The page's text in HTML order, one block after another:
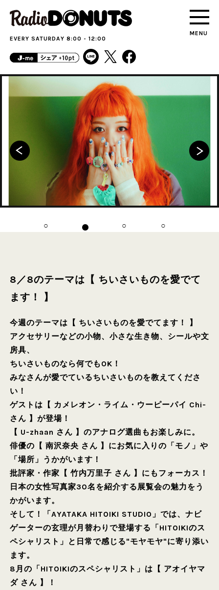
MENU
EVERY SATURDAY 8:00 - 12:00
8／8のテーマは【 ちいさいものを愛でて
ます！ 】
今週のテーマは【 ちいさいものを愛でてます！ 】
アクセサリーなどの小物、小さな生き物、シールや文
房具、
ちいさいものなら何でもOK！
みなさんが愛でているちいさいものを教えてくださ
い！
ゲストは【 カメレオン・ライム・ウーピーパイ Chi-
さん 】が登場！
【 U-zhaan さん 】のアナログ選曲もお楽しみに。
俳優の【 南沢奈央 さん 】にお気に入りの「モノ」や
「場所」うかがいます！
批評家・作家【 竹内万里子 さん 】にもフォーカス！
日本の女性写真家30名を紹介する展覧会の魅力をう
かがいます。
そして！「AYATAKA HITOIKI STUDIO」では、ナビ
ゲーターの玄理が月替わりで登場する「HITOIKIのス
ペシャリスト」と日常で感じる"モヤモヤ"に寄り添い
ます。
8月の「HITOIKIのスペシャリスト」は【 アオイヤマ
ダ さん 】！